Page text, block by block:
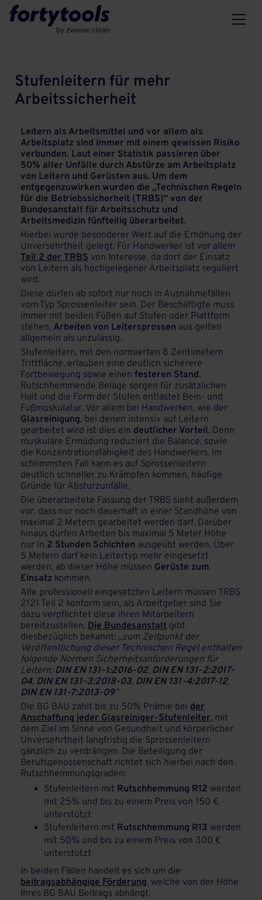
Stufenleitern für mehr
Arbeitssicherheit
Leitern als Arbeitsmittel und vor allem als
Arbeitsplatz sind immer mit einem gewissen Risiko
verbunden. Laut einer Statistik passieren über
50% aller Unfälle durch Abstürze am Arbeitsplatz
von Leitern und Gerüsten aus. Um dem
entgegenzuwirken wurden die „Technischen Regeln
für die Betriebssicherheit (TRBS)“ von der
Bundesanstalt für Arbeitsschutz und
Arbeitsmedizin fünfteilig überarbeitet.
Hierbei wurde besonderer Wert auf die Erhöhung der
Unversehrtheit gelegt. Für Handwerker ist vor allem
Teil 2 der TRBS von Interesse, da dort der Einsatz
von Leitern als hochgelegener Arbeitsplatz reguliert
wird.
Diese dürfen ab sofort nur noch in Ausnahmefällen
vom Typ Sprossenleiter sein. Der Beschäftigte muss
immer mit beiden Füßen auf Stufen oder Plattform
stehen, Arbeiten von Leitersprossen aus gelten
allgemein als unzulässig.
Stufenleitern, mit den normierten 8 Zentimetern
Trittfläche, erlauben eine deutlich sicherere
Fortbewegung sowie einen festeren Stand.
Rutschhemmende Beläge sorgen für zusätzlichen
Halt und die Form der Stufen entlastet Bein- und
Fußmuskulatur. Vor allem bei Handwerken, wie der
Glasreinigung, bei denen intensiv auf Leitern
gearbeitet wird ist dies ein deutlicher Vorteil. Denn
muskuläre Ermüdung reduziert die Balance, sowie
die Konzentrationsfähigkeit des Handwerkers. Im
schlimmsten Fall kann es auf Sprossenleitern
deutlich schneller zu Krämpfen kommen, häufige
Gründe für Absturzunfälle.
Die überarbeitete Fassung der TRBS sieht außerdem
vor, dass nur noch dauerhaft in einer Standhöhe von
maximal 2 Metern gearbeitet werden darf. Darüber
hinaus dürfen Arbeiten bis maximal 5 Meter Höhe
nur in 2 Stunden Schichten ausgeübt werden. Über
5 Metern darf kein Leitertyp mehr eingesetzt
werden, ab dieser Höhe müssen Gerüste zum
Einsatz kommen.
Alle professionell eingesetzten Leitern müssen TRBS
2121 Teil 2 konform sein, als Arbeitgeber sind Sie
dazu verpflichtet diese ihren Mitarbeitern
bereitzustellen. Die Bundesanstalt gibt
diesbezüglich bekannt: „zum Zeitpunkt der
Veröffentlichung dieser Technischen Regel enthalten
folgende Normen Sicherheitsanforderungen für
Leitern: DIN EN 131-1:2016-02, DIN EN 131-2:2017-
04, DIN EN 131-3:2018-03, DIN EN 131-4:2017-12,
DIN EN 131-7:2013-09“
Die BG BAU zahlt bis zu 50% Prämie bei der
Anschaffung jeder Glasreiniger-Stufenleiter, mit
dem Ziel im Sinne von Gesundheit und körperlicher
Unversehrtheit langfristig die Sprossenleitern
gänzlich zu verdrängen. Die Beteiligung der
Berufsgenossenschaft richtet sich hierbei nach den
Rutschhemmungsgraden:
Stufenleitern mit Rutschhemmung R12 werden
mit 25% und bis zu einem Preis von 150 €
unterstützt
Stufenleitern mit Rutschhemmung R13 werden
mit 50% und bis zu einem Preis von 300 €
unterstützt
In beiden Fällen handelt es sich um die
beitragsabhängige Förderung, welche von der Höhe
Ihres BG BAU Beitrags abhängt.